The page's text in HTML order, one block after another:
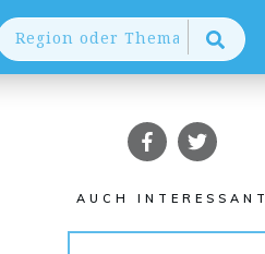
AUCH INTERESSANT